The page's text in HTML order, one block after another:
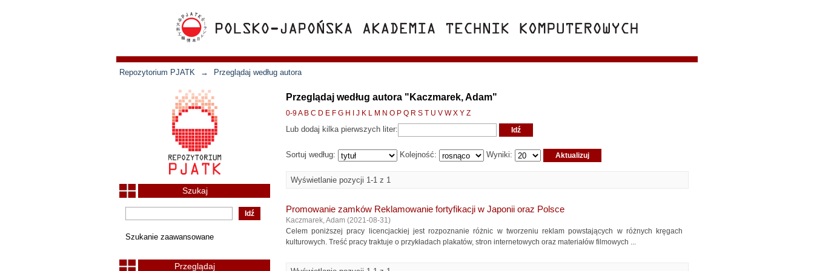
Repozytorium PJATK → Przeglądaj według autora
Przeglądaj według autora "Kaczmarek, Adam"
0-9A B C D E F G H J K L M N O P Q R S T U V W X Y Z
Lub dodaj kilka pierwszych liter:
Sortuj według: Kolejność: Wyniki:
Wyświetlanie pozycji 1-1 z 1
Promowanie zamków Reklamowanie fortyfikacji w Japonii oraz Polsce
Kaczmarek, Adam (2021-08-31)
Celem poniższej pracy licencjackiej jest rozpoznanie różnic w tworzeniu reklam powstających w różnych kręgach
kulturowych. Treść pracy traktuje o przykładach plakatów, stron internetowych oraz materiałów filmowych ...
Szukaj
Szukanie zaawansowane
Przeglądaj